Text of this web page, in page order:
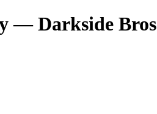
— Darkside Bros